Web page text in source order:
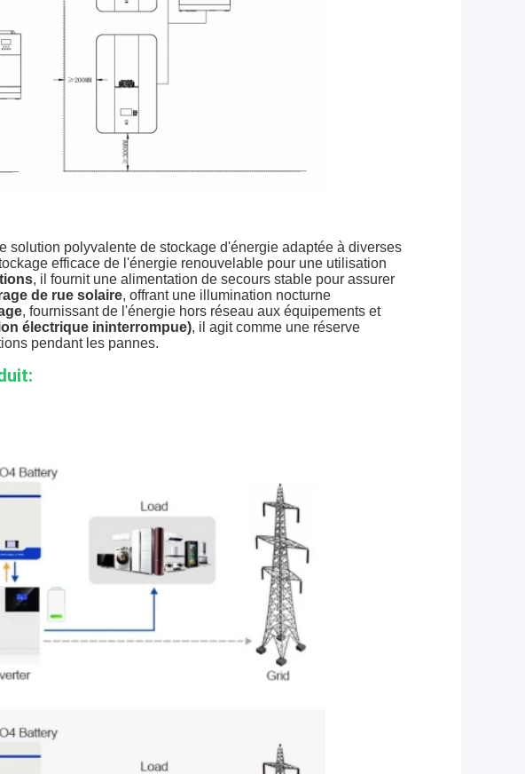
solution polyvalente de stockage d'énergie adaptée à diverses
efficace de l'énergie renouvelable pour une utilisation
, il fournit une alimentation de secours stable pour assurer
de rue solaire, offrant une illumination nocturne
, fournissant de l'énergie hors réseau aux équipements et
électrique ininterrompue), il agit comme une réserve
pendant les pannes.